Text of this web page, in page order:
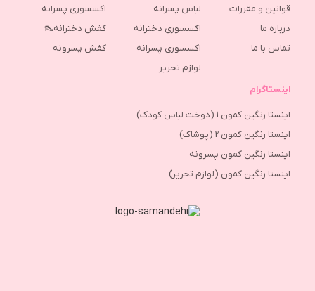
قوانین و مقررات
درباره ما
تماس با ما
لباس پسرانه
اکسسوری دخترانه
اکسسوری پسرانه
لوازم تحریر
اکسسوری پسرانه
کفش دخترانه👠
كفش پسرونه
اینستاگرام
اینستا رنگین کمون 1 (دوخت لباس کودک)
اینستا رنگین کمون 2 (پوشاک)
اینستا رنگین کمون پسرونه
اینستا رنگین کمون (لوازم تحریر)